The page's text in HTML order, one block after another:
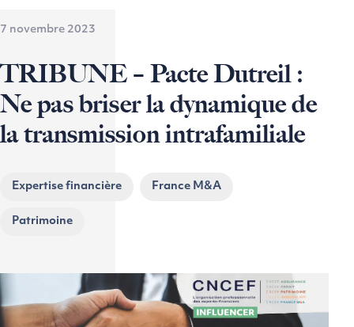
7 novembre 2023
TRIBUNE – Pacte Dutreil :
Ne pas briser la dynamique de
la transmission intrafamiliale
Expertise financière France M&A
Patrimoine